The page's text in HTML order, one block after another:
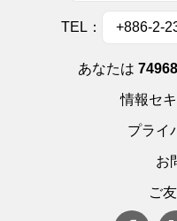
TEL： +886-2-
あなたは
情報セ
プライ
お
ご